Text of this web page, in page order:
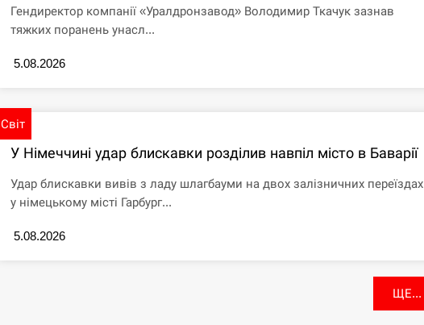
Гендиректор компанії «Уралдронзавод» Володимир Ткачук зазнав
тяжких поранень унасл...
5.08.2026
Світ
У Німеччині удар блискавки розділив навпіл місто в Баварії
Удар блискавки вивів з ладу шлагбауми на двох залізничних переїздах
у німецькому місті Гарбург...
5.08.2026
ЩЕ...